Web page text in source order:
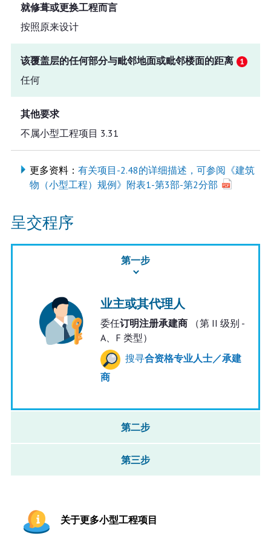
就修葺或更换工程而言
按照原来设计
该覆盖层的任何部分与毗邻地面或毗邻楼面的距离
任何
其他要求
不属小型工程项目 3.31
更多资料： 有关项目-2.48的详细描述，可参阅《建筑
物（小型工程）规例》附表1-第3部-第2分部
呈交程序
第一步
业主或其代理人
委任订明注册承建商（第 II 级别 -
A、F 类型）
搜寻合资格专业人士／承建
商
第二步
第三步
关于更多小型工程项目